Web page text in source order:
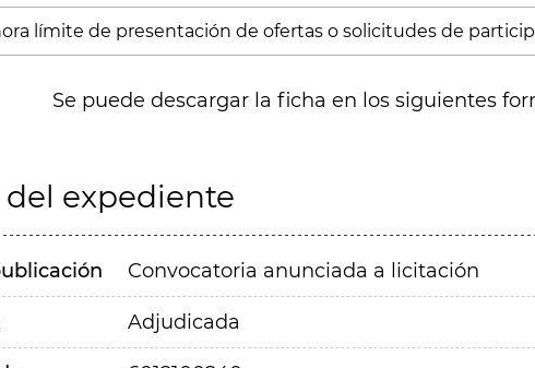
límite de presentación de ofertas o solicitudes de
Se puede descargar la ficha en los siguientes
del expediente
Convocatoria anunciada a licitación
Adjudicada